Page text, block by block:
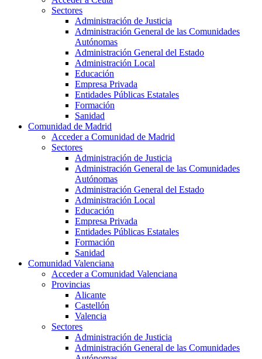
Sectores
Administración de Justicia
Administración General de las Comunidades
Autónomas
Administración General del Estado
Administración Local
Educación
Empresa Privada
Entidades Públicas Estatales
Formación
Sanidad
Comunidad de Madrid
Acceder a Comunidad de Madrid
Sectores
Administración de Justicia
Administración General de las Comunidades
Autónomas
Administración General del Estado
Administración Local
Educación
Empresa Privada
Entidades Públicas Estatales
Formación
Sanidad
Comunidad Valenciana
Acceder a Comunidad Valenciana
Provincias
Alicante
Castellón
Valencia
Sectores
Administración de Justicia
Administración General de las Comunidades